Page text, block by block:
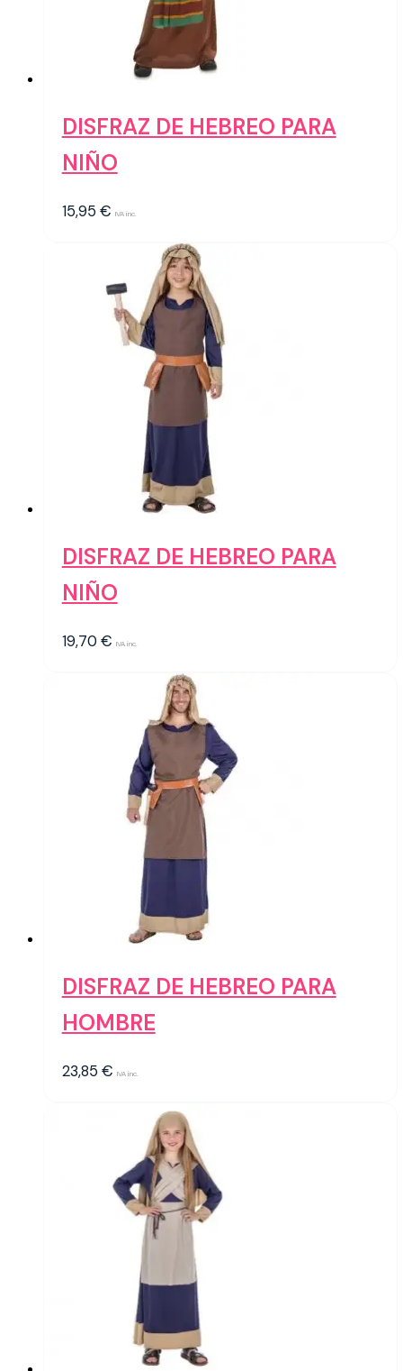
DISFRAZ DE HEBREO PARA
NIÑO
15,95 € IVA inc.
DISFRAZ DE HEBREO PARA
NIÑO
19,70 € IVA inc.
DISFRAZ DE HEBREO PARA
HOMBRE
23,85 € IVA inc.